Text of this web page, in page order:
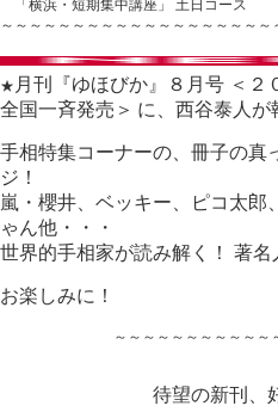
「横浜・短期集中講座」 土日コース
～～～～～～～～～～～～～～～～～～～
★ 月刊『ゆほびか』８月号 ＜２
全国一斉発売＞ に、西谷泰人が
手相特集コーナーの、冊子の真
ジ！
嵐・櫻井、ベッキー、ピコ太郎
ゃん他・・・
世界的手相家が読み解く！ 著
お楽しみに！
～～～～～～～～～～～
待望の新刊、